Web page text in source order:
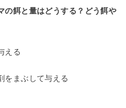
餌と量はどうする？どう餌や
える
をまぶして与える